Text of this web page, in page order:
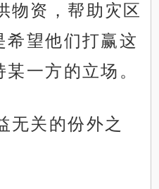
物资，帮助灾区
希望他们打赢这
一方的立场。
无关的份外之